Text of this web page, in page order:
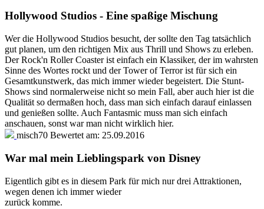
Hollywood Studios - Eine spaßige Mischung
Wer die Hollywood Studios besucht, der sollte den Tag tatsächlich
gut planen, um den richtigen Mix aus Thrill und Shows zu erleben.
Der Rock'n Roller Coaster ist einfach ein Klassiker, der im wahrsten
Sinne des Wortes rockt und der Tower of Terror ist für sich ein
Gesamtkunstwerk, das mich immer wieder begeistert. Die Stunt-
Shows sind normalerweise nicht so mein Fall, aber auch hier ist die
Qualität so dermaßen hoch, dass man sich einfach darauf einlassen
und genießen sollte. Auch Fantasmic muss man sich einfach
anschauen, sonst war man nicht wirklich hier.
misch70 Bewertet am: 25.09.2016
War mal mein Lieblingspark von Disney
Eigentlich gibt es in diesem Park für mich nur drei Attraktionen,
wegen denen ich immer wieder
zurück komme.